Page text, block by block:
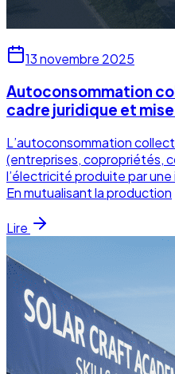
13 novembre 2025
Autoconsommation
cadre juridique et
L’autoconsommation
(entreprises, copropriétés,
l’électricité produite par
En mutualisant la production
Lire